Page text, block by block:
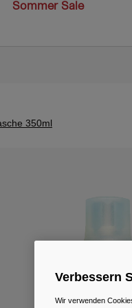
Sommer Sale
350ml
Verbessern
Wir verwenden